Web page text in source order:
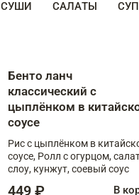
СУШИ САЛАТЫ
Бенто ланч
классический с
цыплёнком в
соусе
Рис с цыплёнком в
соусе, Ролл с огурцом,
слоу, кунжут, соевый соус
449 ₽ В